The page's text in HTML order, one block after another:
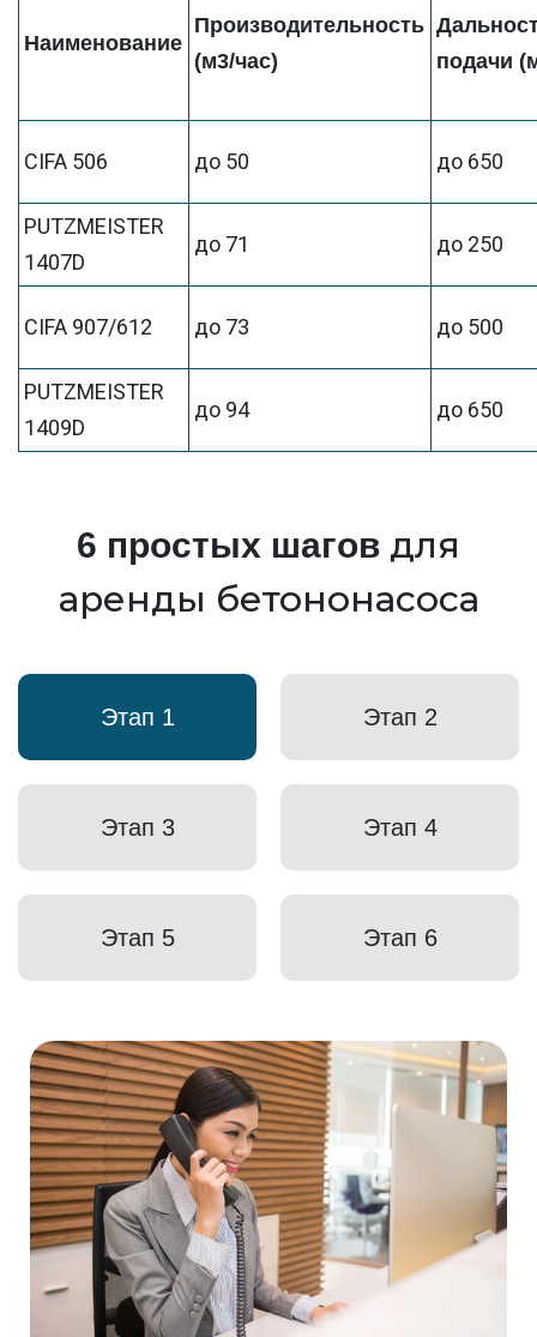
Наименование
Производительность
(м3/час)
подачи
CIFA 506 до 50 до 650
PUTZMEISTER
1407D
до 71 до 250
CIFA 907/612 до 73 до 500
PUTZMEISTER
1409D
до 94 до 650
6 простых шагов для
аренды бетононасоса
Этап 1 Этап 2
Этап 3 Этап 4
Этап 5 Этап 6